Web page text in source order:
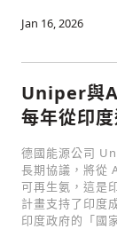
Jan 16, 2026
Uniper與
每年從印
德國能源公司
長期協議，將從
可再生氨，這是
計畫支持了印度
印度政府的「國